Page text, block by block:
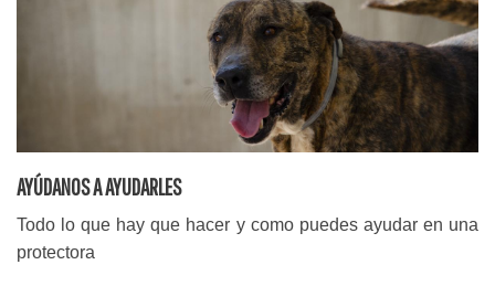
AYÚDANOS A AYUDARLES
Todo lo que hay que hacer y como puedes ayudar en una
protectora